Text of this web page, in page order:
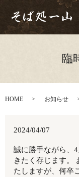
臨
HOME お知らせ
2024/04/07
誠に勝手ながら、
きたく存じます。
たしますが、何卒